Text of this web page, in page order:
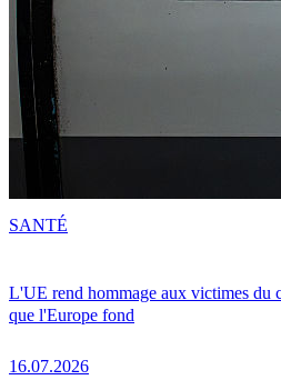
L'UE rend hommage aux victimes du
que l'Europe fond
16.07.2026
SANTÉ